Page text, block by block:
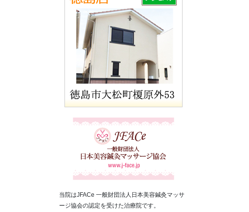
当院はJFACe 一般財団法人日本美容鍼灸マッサ
ージ協会の認定を受けた治療院です。